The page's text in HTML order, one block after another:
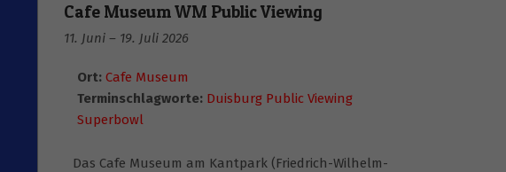
Cafe Museum WM Public Viewing
11. Juni – 19. Juli 2026
Ort: Cafe Museum
Terminschlagworte: Duisburg Public Viewing
Superbowl
Das Cafe Museum am Kantpark (Friedrich-Wilhelm-